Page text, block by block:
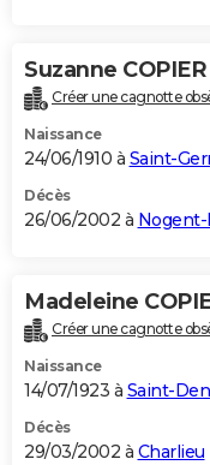
Suzanne COPIER
Créer une cagnotte
Naissance
24/06/1910 à Saint-
Décès
26/06/2002 à
Madeleine
Créer une cagnotte
Naissance
14/07/1923 à Saint-
Décès
29/03/2002 à Charlieu